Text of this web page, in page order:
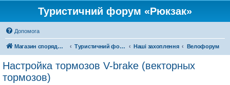
Туристичний форум «Рюкзак»
Допомога
Магазин спорядження Туристичний форум «Рюкзак» Наші захоплення Велофорум
Настройка тормозов V-brake (векторных
тормозов)